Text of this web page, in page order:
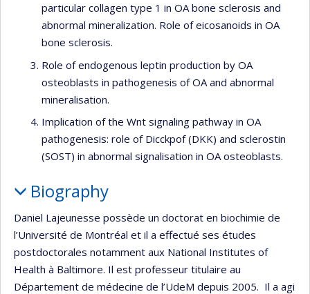
particular collagen type 1 in OA bone sclerosis and
abnormal mineralization. Role of eicosanoids in OA
bone sclerosis.
Role of endogenous leptin production by OA
osteoblasts in pathogenesis of OA and abnormal
mineralisation.
Implication of the Wnt signaling pathway in OA
pathogenesis: role of Dicckpof (DKK) and sclerostin
(SOST) in abnormal signalisation in OA osteoblasts.
Biography
Daniel Lajeunesse possède un doctorat en biochimie de
l’Université de Montréal et il a effectué ses études
postdoctorales notamment aux National Institutes of
Health à Baltimore. Il est professeur titulaire au
Département de médecine de l’UdeM depuis 2005. Il a agi